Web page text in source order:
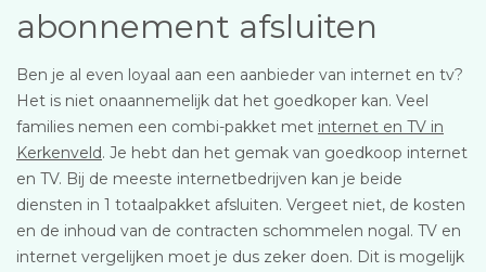
abonnement afsluiten
Ben je al even loyaal aan een aanbieder van internet en tv?
Het is niet onaannemelijk dat het goedkoper kan. Veel
families nemen een combi-pakket met internet en TV in
Kerkenveld. Je hebt dan het gemak van goedkoop internet
en TV. Bij de meeste internetbedrijven kan je beide
diensten in 1 totaalpakket afsluiten. Vergeet niet, de kosten
en de inhoud van de contracten schommelen nogal. TV en
internet vergelijken moet je dus zeker doen. Dit is mogelijk